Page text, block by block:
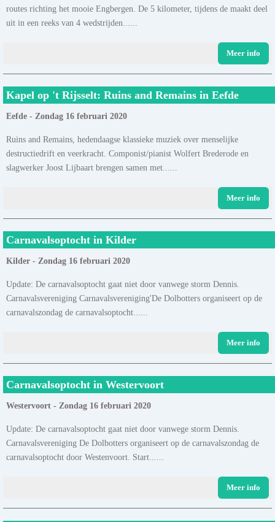
routes richting het mooie Engbergen. De 5 kilometer, tijdens de maakt deel
uit in een reeks van 4 wedstrijden......
Meer info
Kapel op 't Rijsselt: Ruins and Remains in Eefde
Eefde - Zondag 16 februari 2020
Ruins and Remains, hedendaagse klassieke muziek over menselijke
destructiedrift en veerkracht. Componist/pianist Wolfert Brederode en
slagwerker Joost Lijbaart brengen samen met......
Meer info
Carnavalsoptocht in Kilder
Kilder - Zondag 16 februari 2020
Update: De carnavalsoptocht gaat niet door vanwege storm Dennis.
Carnavalsvereniging Carnavalsvereniging'De Dolbotters organiseert op de
carnavalszondag de carnavalsoptocht......
Meer info
Carnavalsoptocht in Westervoort
Westervoort - Zondag 16 februari 2020
Update: De carnavalsoptocht gaat niet door vanwege storm Dennis.
Carnavalsvereniging De Dolbotters organiseert op de carnavalszondag de
carnavalsoptocht door Westenvoort. Start......
Meer info